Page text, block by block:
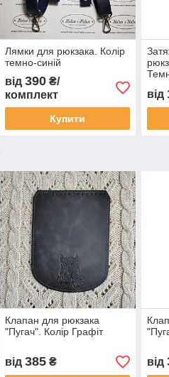
Лямки для рюкзака. Колір
темно-синій
від 390₴/
комплект
Купити
від
Клапан для рюкзака
"Пугач". Колір Графіт
від 385₴ від